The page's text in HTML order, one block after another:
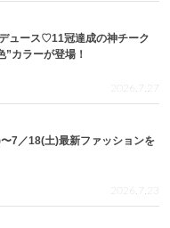
ュース♡11冠達成の神チーク
”カラーが登場！
2026.7.27
7／18(土)最新ファッションを
2026.7.23